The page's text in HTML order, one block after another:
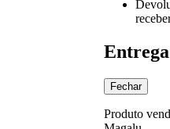
Fechar
Produto